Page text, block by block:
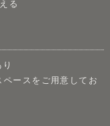
る
ースをご用意してお